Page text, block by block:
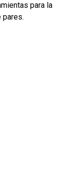
para la
pares.